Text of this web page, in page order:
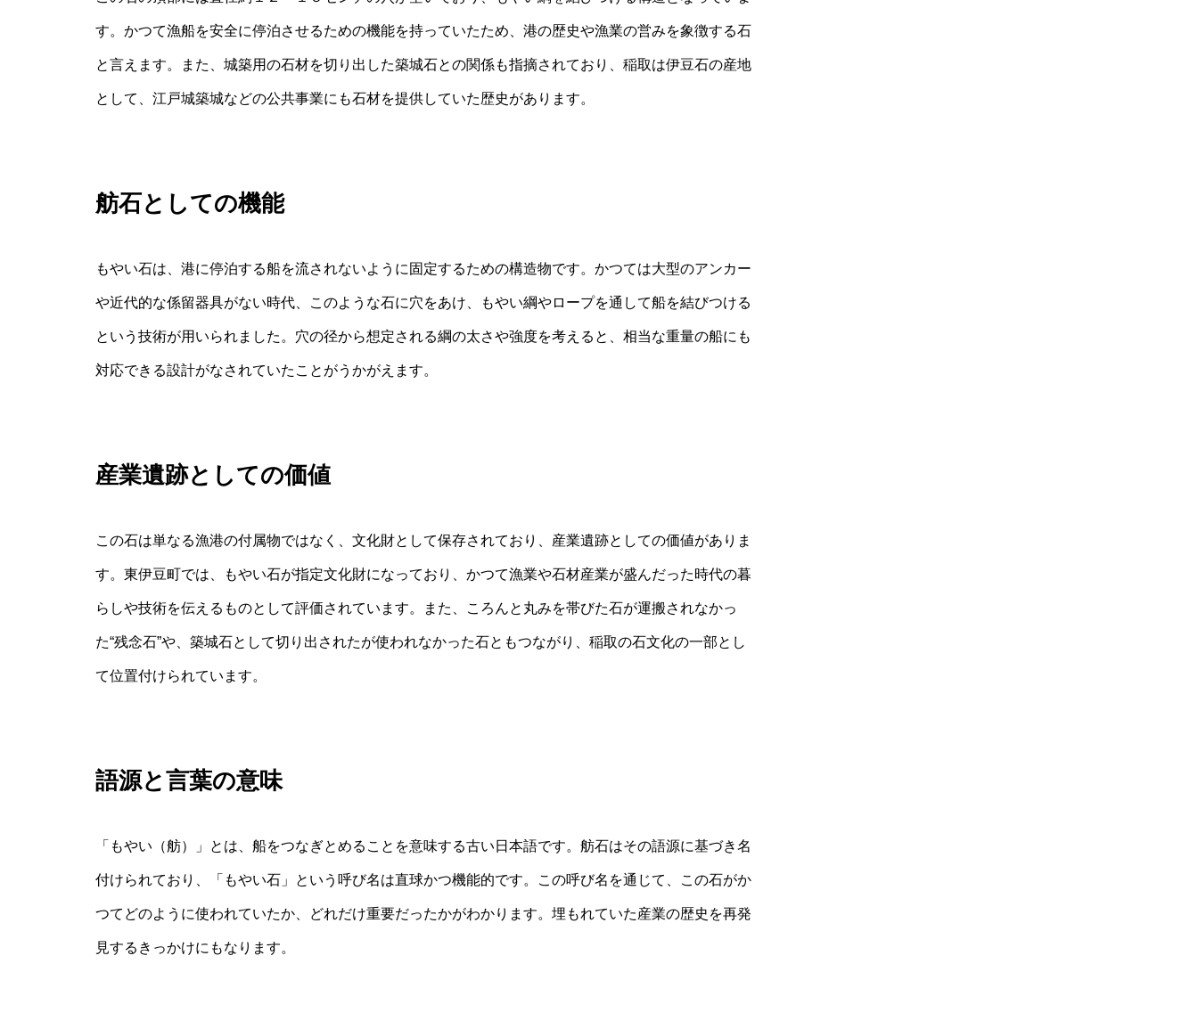
す。かつて漁船を安全に停泊させるための機能を持っていたため、港の歴史や漁業の営みを象徴する石
と言えます。また、城築用の石材を切り出した築城石との関係も指摘されており、稲取は伊豆石の産地
として、江戸城築城などの公共事業にも石材を提供していた歴史があります。
舫石としての機能
もやい石は、港に停泊する船を流されないように固定するための構造物です。かつては大型のアンカー
や近代的な係留器具がない時代、このような石に穴をあけ、もやい綱やロープを通して船を結びつける
という技術が用いられました。穴の径から想定される綱の太さや強度を考えると、相当な重量の船にも
対応できる設計がなされていたことがうかがえます。
産業遺跡としての価値
この石は単なる漁港の付属物ではなく、文化財として保存されており、産業遺跡としての価値がありま
す。東伊豆町では、もやい石が指定文化財になっており、かつて漁業や石材産業が盛んだった時代の暮
らしや技術を伝えるものとして評価されています。また、ころんと丸みを帯びた石が運搬されなかっ
た“残念石”や、築城石として切り出されたが使われなかった石ともつながり、稲取の石文化の一部とし
て位置付けられています。
語源と言葉の意味
「もやい（舫）」とは、船をつなぎとめることを意味する古い日本語です。舫石はその語源に基づき名
付けられており、「もやい石」という呼び名は直球かつ機能的です。この呼び名を通じて、この石がか
つてどのように使われていたか、どれだけ重要だったかがわかります。埋もれていた産業の歴史を再発
見するきっかけにもなります。